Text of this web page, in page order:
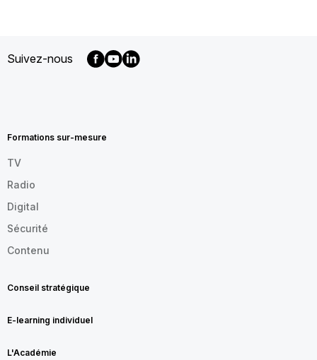
Suivez-nous
FR
Formations sur-mesure
TV
Radio
Digital
Sécurité
Contenu
Conseil stratégique
E-learning individuel
L'Académie